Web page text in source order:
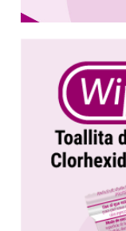
WipePrep,
húmedas
riesgo de